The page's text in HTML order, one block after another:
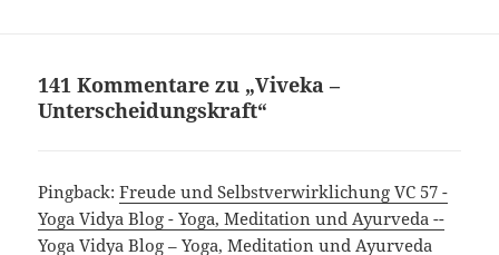
141 Kommentare zu „Viveka –
Unterscheidungskraft“
Pingback:Freude und Selbstverwirklichung VC 57 -
Yoga Vidya Blog - Yoga, Meditation und Ayurveda --
Yoga Vidya Blog – Yoga, Meditation und Ayurveda